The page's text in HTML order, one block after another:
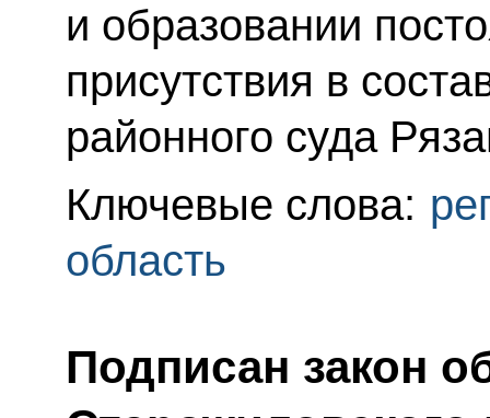
и образовании
присутствия в
районного суда
Ключевые слова:
область
Подписан закон